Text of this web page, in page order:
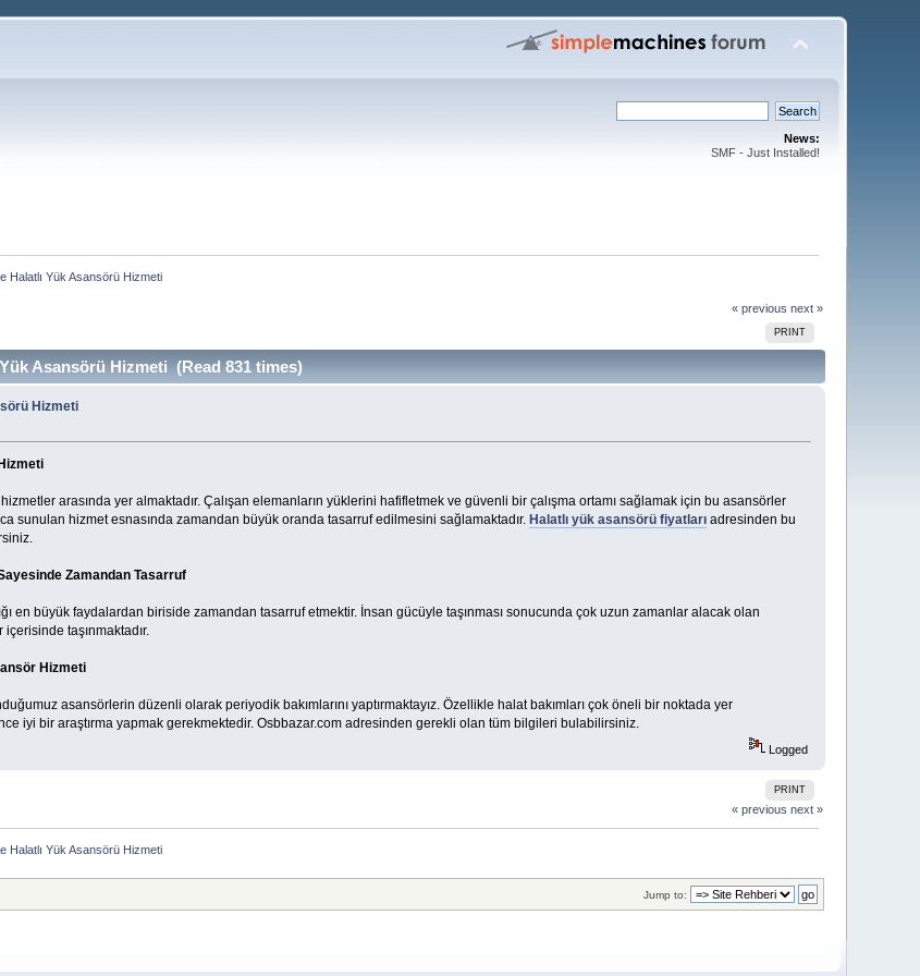
News:
SMF - Just Installed!
Halatlı Yük Asansörü Hizmeti
« previous next »
PRINT
Asansörü Hizmeti (Read 831 times)
Hizmeti
arasında yer almaktadır. Çalışan elemanların yüklerini hafifletmek ve güvenli bir çalışma ortamı sağlamak için bu asansörler
sunulan hizmet esnasında zamandan büyük oranda tasarruf edilmesini sağlamaktadır. Halatlı yük asansörü fiyatlarıadresinden bu
Zamandan Tasarruf
en büyük faydalardan biriside zamandan tasarruf etmektir. İnsan gücüyle taşınması sonucunda çok uzun zamanlar alacak olan
taşınmaktadır.
Hizmeti
asansörlerin düzenli olarak periyodik bakımlarını yaptırmaktayız. Özellikle halat bakımları çok öneli bir noktada yer
iyi bir araştırma yapmak gerekmektedir. Osbbazar.com adresinden gerekli olan tüm bilgileri bulabilirsiniz.
Logged
PRINT
« previous next »
Halatlı Yük Asansörü Hizmeti
Jump to: